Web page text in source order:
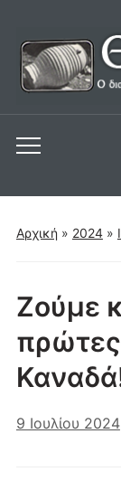
Εναλλαγή
μενού
για
Αρχική » 2024»
Ζούμε
9 Ιουλίου 2024